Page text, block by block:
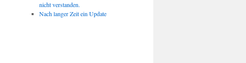
nicht verstanden.
Nach langer Zeit ein Update